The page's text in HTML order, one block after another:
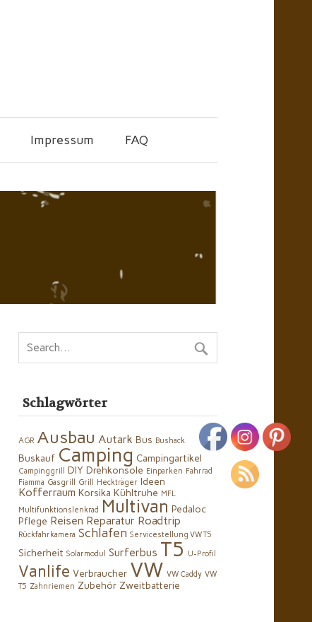
Impressum FAQ
Schlagwörter
AGR Ausbau Autark Bus Bushack
Buskauf Camping Campingartikel
Campinggrill DIY Drehkonsole Einparken Fahrrad
Fiamma Gasgrill Grill Heckträger Ideen
Kofferraum Korsika Kühltruhe MFL
Multifunktionslenkrad
Multivan Pedaloc
Pflege Reisen Reparatur Roadtrip
Rückfahrkamera Schlafen Servicestellung VW T5
Sicherheit Solarmodul Surferbus T5 U-Profil
Vanlife Verbraucher VW VW Caddy VW
T5 Zahnriemen Zubehör Zweitbatterie